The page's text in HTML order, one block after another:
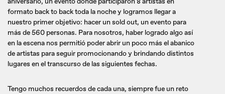
formato back to back toda la noche y logramos llegar a
nuestro primer objetivo: hacer un sold out, un evento para
más de 560 personas. Para nosotros, haber logrado algo así
en la escena nos permitió poder abrir un poco más el abanico
de artistas para seguir promocionando y brindando distintos
lugares en el transcurso de las siguientes fechas.
Tengo muchos recuerdos de cada una, siempre fue un reto